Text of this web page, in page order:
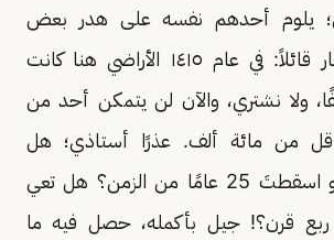
يلوم أحدهم نفسه على هدر بعض
الفرص لشراء العقار قائلاً: في عام ١٤١٥ الأراضي هنا كانت
ولا نشتري، والآن لن يتمكن أحد من
من مائة ألف. عذرًا أستاذي؛ هل
تستوعب أنك للتو اسقطتَ 25 عامًا من الزمن؟ هل تعي
قرن؟! جيل بأكمله، حصل فيه ما